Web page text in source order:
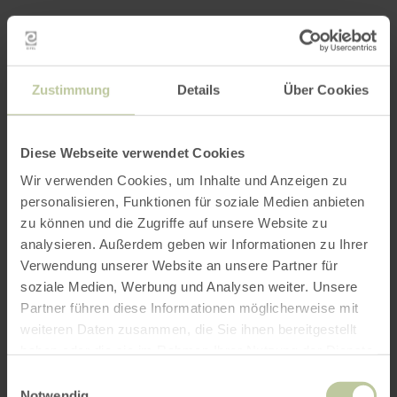
Zustimmung Details Über Cookies
Diese Webseite verwendet Cookies
Wir verwenden Cookies, um Inhalte und Anzeigen zu
personalisieren, Funktionen für soziale Medien anbieten
zu können und die Zugriffe auf unsere Website zu
analysieren. Außerdem geben wir Informationen zu Ihrer
Verwendung unserer Website an unsere Partner für
soziale Medien, Werbung und Analysen weiter. Unsere
Partner führen diese Informationen möglicherweise mit
weiteren Daten zusammen, die Sie ihnen bereitgestellt